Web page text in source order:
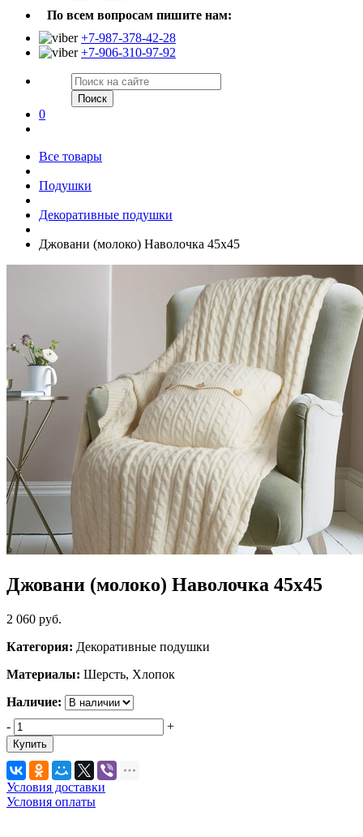
По всем вопросам пишите нам:
+7-987-378-42-28
+7-906-310-97-92
Поиск
0
Все товары
Подушки
Декоративные подушки
Джовани (молоко) Наволочка 45х45
Джовани (молоко) Наволочка 45х45
2 060 руб.
Категория: Декоративные подушки
Материалы: Шерсть, Хлопок
Наличие:
-
+
Купить
Условия доставки
Условия оплаты